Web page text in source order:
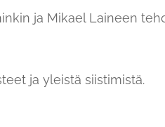
ja Mikael Laineen
ja yleistä siistimistä.